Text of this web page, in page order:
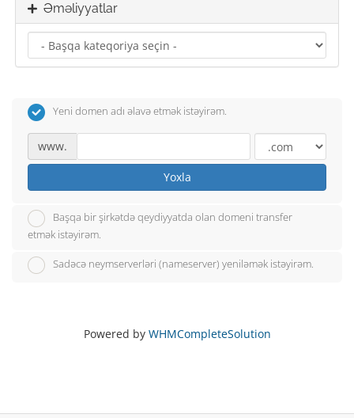
Əməliyyatlar
Yeni domen adı əlavə etmək istəyirəm.
www.
Yoxla
Başqa bir şirkətdə qeydiyyatda olan domeni transfer
etmək istəyirəm.
Sadəcə neymserverləri (nameserver) yeniləmək istəyirəm.
Powered by WHMCompleteSolution